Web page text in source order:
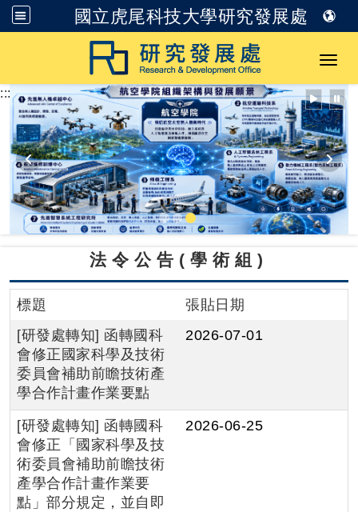
國立虎尾科技大學研究發展處
跳到主要內容
:::
法令公告(學術組)
標題
張貼日期
[研發處轉知] 函轉國科
會修正國家科學及技術
委員會補助前瞻技術產
學合作計畫作業要點
2026-07-01
[研發處轉知] 函轉國科
會修正「國家科學及技
術委員會補助前瞻技術
產學合作計畫作業要
點」部分規定，並自即
2026-06-25